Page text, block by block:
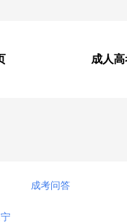
成人
成考问答